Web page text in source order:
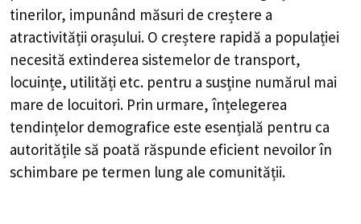
tinerilor, impunând măsuri de creștere a
atractivității orașului. O creștere rapidă a populației
necesită extinderea sistemelor de transport,
locuințe, utilități etc. pentru a susține numărul mai
mare de locuitori. Prin urmare, înțelegerea
tendințelor demografice este esențială pentru ca
autoritățile să poată răspunde eficient nevoilor în
schimbare pe termen lung ale comunității.